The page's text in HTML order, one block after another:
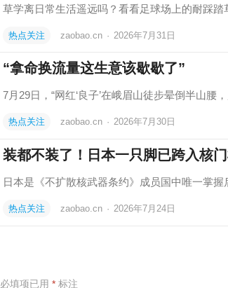
草学离日常生活遥远吗？看看足球场上的耐踩
热点关注 zaobao.cn · 2026年7月31日
“拿命换流量这生意该歇歇了”
7月29日，“网红‘良子’在峨眉山徒步晕倒半山腰
热点关注 zaobao.cn · 2026年7月30日
装都不装了！日本一只脚已跨入核
日本是《不扩散核武器条约》成员国中唯一掌
热点关注 zaobao.cn · 2026年7月24日
必填项已用 * 标注